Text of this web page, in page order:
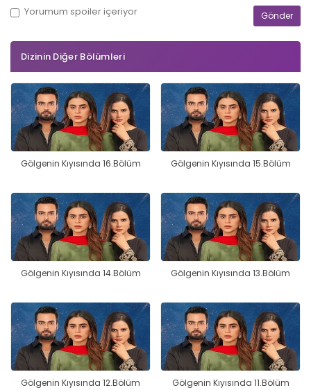
Yorumum spoileriçeriyor
Dizinin Diğer Bölümleri
Gölgenin Kıyısında 16.Bölüm Gölgenin Kıyısında 15.Bölüm
Gölgenin Kıyısında 14.Bölüm Gölgenin Kıyısında 13.Bölüm
Gölgenin Kıyısında 12.Bölüm Gölgenin Kıyısında 11.Bölüm